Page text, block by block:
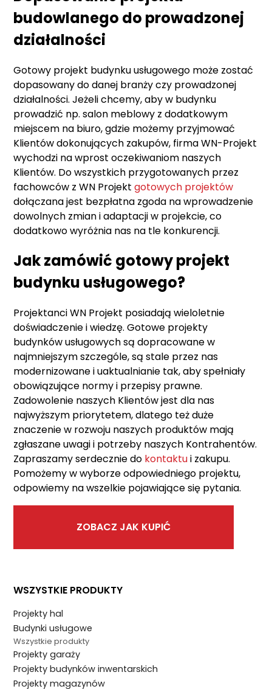
WSZYSTKIE PRODUKTY
Projekty hal
Budynki usługowe
Wszystkie produkty
Projekty garaży
Projekty budynków inwentarskich
Projekty magazynów
budowlanego do prowadzonej
działalności
Gotowy projekt budynku usługowego może zostać
dopasowany do danej branży czy prowadzonej
działalności. Jeżeli chcemy, aby w budynku
prowadzić np. salon meblowy z dodatkowym
miejscem na biuro, gdzie możemy przyjmować
Klientów dokonujących zakupów, firma WN-Projekt
wychodzi na wprost oczekiwaniom naszych
Klientów. Do wszystkich przygotowanych przez
fachowców z WN Projektgotowych projektów
dołączana jest bezpłatna zgoda na wprowadzenie
dowolnych zmian i adaptacji w projekcie, co
dodatkowo wyróżnia nas na tle konkurencji.
Jak zamówić gotowy projekt
budynku usługowego?
Projektanci WN Projekt posiadają wieloletnie
doświadczenie i wiedzę. Gotowe projekty
budynków usługowych są dopracowane w
najmniejszym szczególe, są stale przez nas
modernizowane i uaktualnianie tak, aby spełniały
obowiązujące normy i przepisy prawne.
Zadowolenie naszych Klientów jest dla nas
najwyższym priorytetem, dlatego też duże
znaczenie w rozwoju naszych produktów mają
zgłaszane uwagi i potrzeby naszych Kontrahentów.
Zapraszamy serdecznie do kontaktui zakupu.
Pomożemy w wyborze odpowiedniego projektu,
odpowiemy na wszelkie pojawiające się pytania.
ZOBACZ JAK KUPIĆ